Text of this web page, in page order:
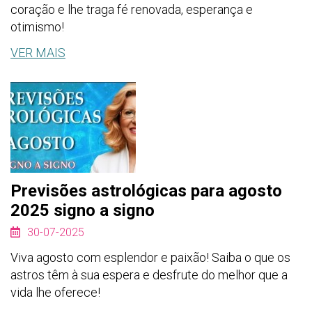
coração e lhe traga fé renovada, esperança e
otimismo!
VER MAIS
Previsões astrológicas para agosto
2025 signo a signo
30-07-2025
Viva agosto com esplendor e paixão! Saiba o que os
astros têm à sua espera e desfrute do melhor que a
vida lhe oferece!